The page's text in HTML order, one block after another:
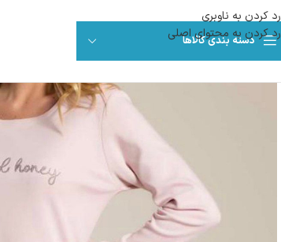
رد کردن به ناوبری
رد کردن به محتوای اصلی
دسته بندی کالاها